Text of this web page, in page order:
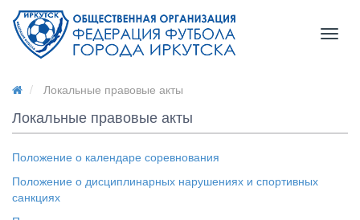
Локальные правовые акты
Локальные правовые акты
Положение о календаре соревнования
Положение о дисциплинарных нарушениях и спортивных
санкциях